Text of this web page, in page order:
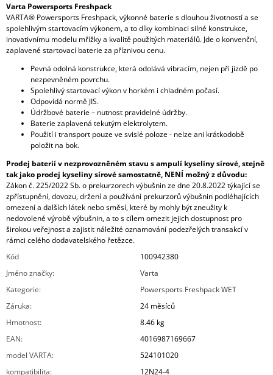
Varta Powersports Freshpack
VARTA® Powersports Freshpack, výkonné baterie s dlouhou životností a se
spolehlivým startovacím výkonem, a to díky kombinaci silné konstrukce,
inovativnímu modelu mřížky a kvalitě použitých materiálů. Jde o konvenční,
zaplavené startovací baterie za příznivou cenu.
Pevná odolná konstrukce, která odolává vibracím, nejen při jízdě po
nezpevněném povrchu.
Spolehlivý startovací výkon v horkém i chladném počasí.
Odpovídá normě JIS.
Údržbové baterie – nutnost pravidelné údržby.
Baterie zaplavená tekutým elektrolytem.
Použití i transport pouze ve svislé poloze - nelze ani krátkodobě
položit na bok.
Prodej baterií v nezprovozněném stavu s ampulí kyseliny sírové, stejně
tak jako prodej kyseliny sírové samostatně, NENÍ možný z důvodu:
Zákon č. 225/2022 Sb. o prekurzorech výbušnin ze dne 20.8.2022 týkající se
zpřístupnění, dovozu, držení a používání prekurzorů výbušnin podléhajících
omezení a dalších látek nebo směsí, které by mohly být zneužity k
nedovolené výrobě výbušnin, a to s cílem omezit jejich dostupnost pro
širokou veřejnost a zajistit náležité oznamování podezřelých transakcí v
rámci celého dodavatelského řetězce.
Kód
100942380
Jméno značky:
Varta
Kategorie:
Powersports Freshpack WET
Záruka:
24 měsíců
Hmotnost:
8.46 kg
EAN:
4016987169667
model VARTA:
524101020
kompatibilita:
12N24-4